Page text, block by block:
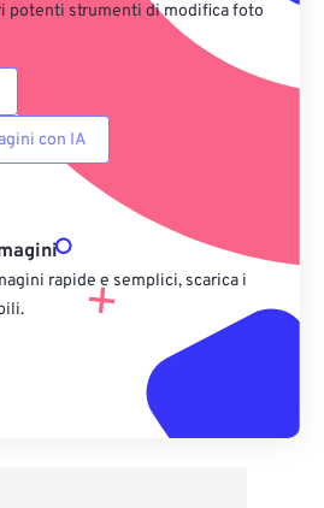
potenti strumenti di modifica foto
con IA
rapide e semplici, scarica i